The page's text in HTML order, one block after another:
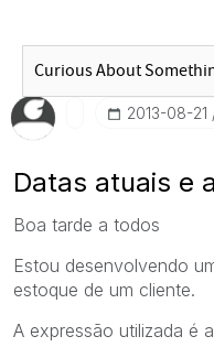
‎2013-08-21
Datas atuais e
Boa tarde a todos
Estou desenvolvendo
estoque de um cliente.
A expressão utilizada é